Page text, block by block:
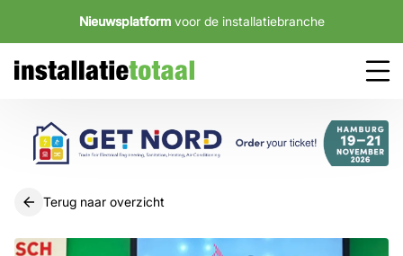
Nieuwsplatform voor de installatiebranche
Terug naar overzicht